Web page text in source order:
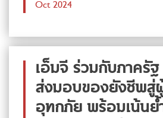
Oct 2024
เอ็มจี ร่วมกับภาครัฐ
ส่งมอบของยังชีพสู่
อุทกภัย พร้อมเน้นย้